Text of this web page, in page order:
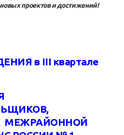
проектов и достижений!
в III квартале
МЕЖРАЙОННОЙ